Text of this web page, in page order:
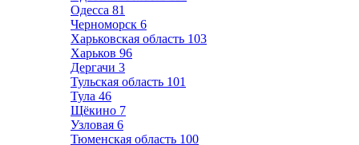
Одесса 81
Черноморск 6
Харьковская область 103
Харьков 96
Дергачи 3
Тульская область 101
Тула 46
Щёкино 7
Узловая 6
Тюменская область 100